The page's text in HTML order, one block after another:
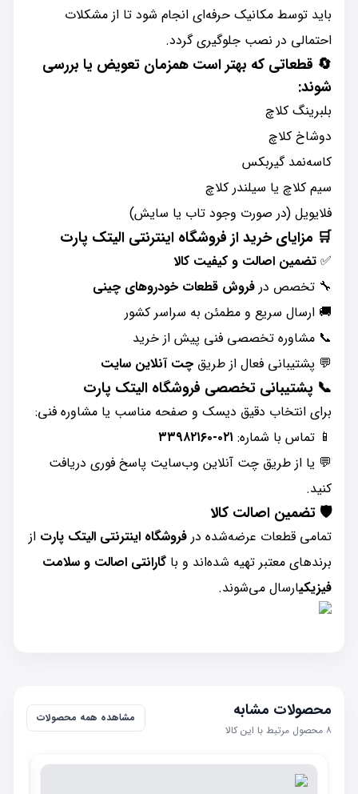
باید توسط مکانیک حرفه‌ای انجام شود تا از مشکلات
احتمالی در نصب جلوگیری گردد.
🔄 قطعاتی که بهتر است همزمان تعویض یا بررسی
شوند:
بلبرینگ کلاچ
دوشاخ کلاچ
کاسه‌نمد گیربکس
سیم کلاچ یا سیلندر کلاچ
فلایویل (در صورت وجود تاب یا سایش)
🛒 مزایای خرید از فروشگاه اینترنتی الیتک پارت
✅ تضمین اصالت و کیفیت کالا
🔧 تخصص در فروش قطعات خودروهای چینی
🚚 ارسال سریع و مطمئن به سراسر کشور
📞 مشاوره تخصصی فنی پیش از خرید
💬 پشتیبانی فعال از طریق چت آنلاین سایت
📞 پشتیبانی تخصصی فروشگاه الیتک پارت
برای انتخاب دقیق دیسک و صفحه مناسب یا مشاوره فنی:
📱 تماس با شماره: ۰۲۱-۳۳۹۸۲۱۶۰
💬 یا از طریق چت آنلاین وب‌سایت پاسخ فوری دریافت
کنید.
🛡️ تضمین اصالت کالا
تمامی قطعات عرضه‌شده در فروشگاه اینترنتی الیتک پارت از
برندهای معتبر تهیه شده‌اند و با گارانتی اصالت و سلامت
فیزیکیارسال می‌شوند.
محصولات مشابه
۸ محصول مرتبط با این کالا
مشاهده همه محصولات